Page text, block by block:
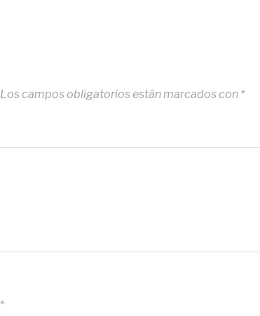
Los campos obligatorios están marcados con *
*